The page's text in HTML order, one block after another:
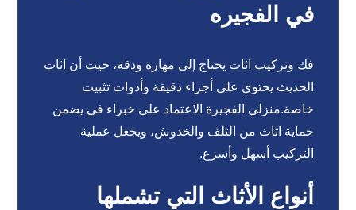
في الفجيره
فك وتركيب اثاث يحتاج إلى مهارة ودقة، حيث أن اثاث
الحديث يحتوي على أجزاء دقيقة وأدوات تثبيت
خاصة.منزلي الفجيرة الاعتماد على خبراء في يضمن
حماية اثاث من التلف والخدوش، ويجعل عملية
التركيب أسهل وأسرع.
أنواع الأثاث التي تشملها